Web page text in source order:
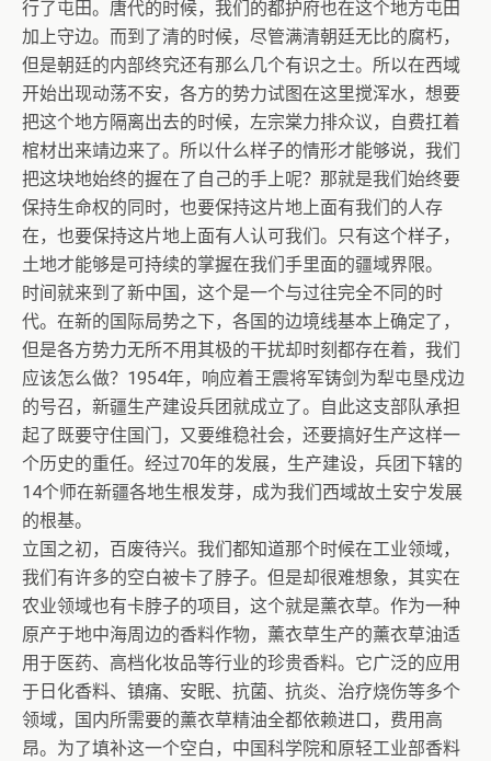
行了屯田。唐代的时候，我们的都护府也在这个地方屯田
加上守边。而到了清的时候，尽管满清朝廷无比的腐朽，
但是朝廷的内部终究还有那么几个有识之士。所以在西域
开始出现动荡不安，各方的势力试图在这里搅浑水，想要
把这个地方隔离出去的时候，左宗棠力排众议，自费扛着
棺材出来靖边来了。所以什么样子的情形才能够说，我们
把这块地始终的握在了自己的手上呢？那就是我们始终要
保持生命权的同时，也要保持这片地上面有我们的人存
在，也要保持这片地上面有人认可我们。只有这个样子，
土地才能够是可持续的掌握在我们手里面的疆域界限。
时间就来到了新中国，这个是一个与过往完全不同的时
代。在新的国际局势之下，各国的边境线基本上确定了，
但是各方势力无所不用其极的干扰却时刻都存在着，我们
应该怎么做？1954年，响应着王震将军铸剑为犁屯垦戍边
的号召，新疆生产建设兵团就成立了。自此这支部队承担
起了既要守住国门，又要维稳社会，还要搞好生产这样一
个历史的重任。经过70年的发展，生产建设，兵团下辖的
14个师在新疆各地生根发芽，成为我们西域故土安宁发展
的根基。
立国之初，百废待兴。我们都知道那个时候在工业领域，
我们有许多的空白被卡了脖子。但是却很难想象，其实在
农业领域也有卡脖子的项目，这个就是薰衣草。作为一种
原产于地中海周边的香料作物，薰衣草生产的薰衣草油适
用于医药、高档化妆品等行业的珍贵香料。它广泛的应用
于日化香料、镇痛、安眠、抗菌、抗炎、治疗烧伤等多个
领域，国内所需要的薰衣草精油全都依赖进口，费用高
昂。为了填补这一个空白，中国科学院和原轻工业部香料